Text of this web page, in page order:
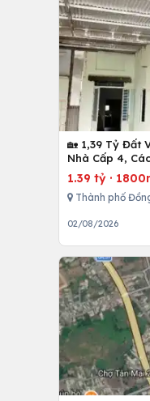
🏡 1,39 Tỷ Đất
Nhà Cấp 4,
Phút!
1.39 tỷ ·
Thành phố
02/08/2026